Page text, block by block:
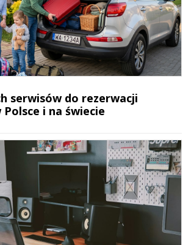
serwisów do rezerwacji
i na świecie